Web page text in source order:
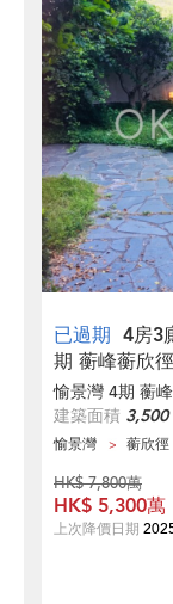
已過期 4房3
期 蘅峰蘅欣
愉景灣 4期 蘅
建築面積 3,500
愉景灣 蘅欣徑
HK$ 7,800萬
HK$ 5,300萬
上次降價日期